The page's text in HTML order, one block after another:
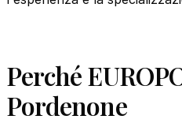
Perché
Pordenone